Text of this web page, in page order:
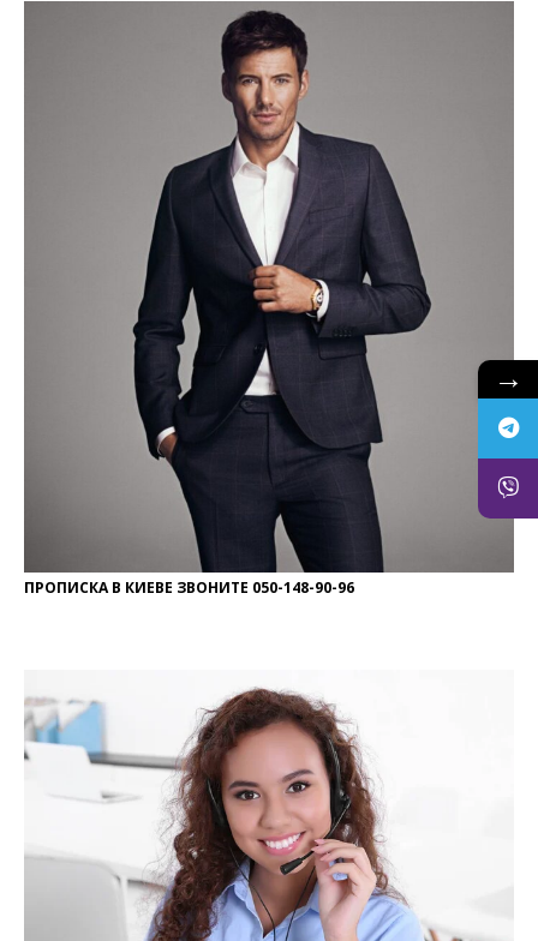
ПРОПИСКА В КИЕВЕ ЗВОНИТЕ 050-148-90-96
→